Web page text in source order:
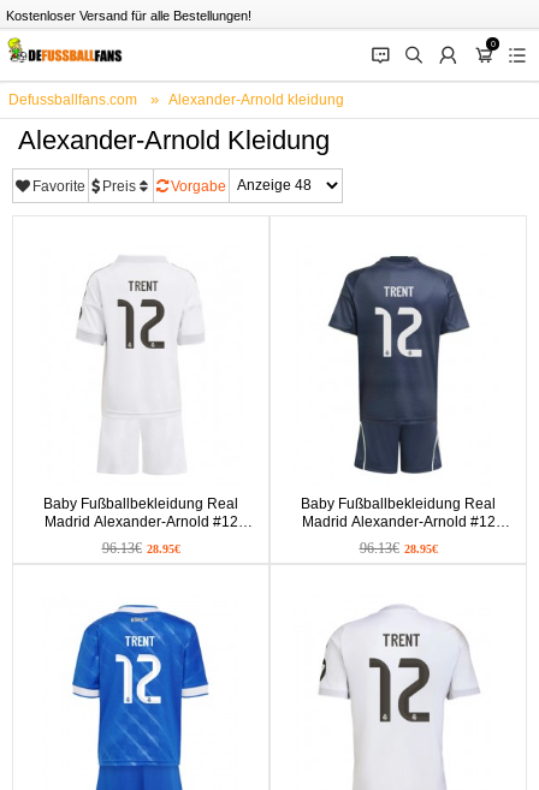
Kostenloser Versand für alle Bestellungen!
󰂱 󰂨 󰃳
0
󰃦 󰃖
Defussballfans.com Alexander-Arnold kleidung
Alexander-Arnold Kleidung
Favorite Preis Vorgabe
Baby Fußballbekleidung Real
Madrid Alexander-Arnold #12
Heimtrikot 2025-26 Kurzarm (+ kurze
hosen)
96.13€ 28.95€
Baby Fußballbekleidung Real
Madrid Alexander-Arnold #12
Auswärtstrikot 2025-26 Kurzarm (+
kurze hosen)
96.13€ 28.95€